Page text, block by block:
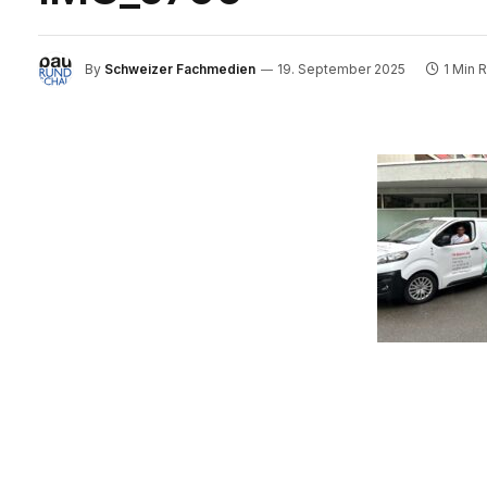
By Schweizer Fachmedien 19. September 2025 1 Min